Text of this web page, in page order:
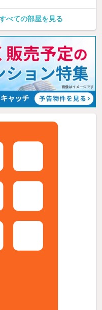
べての部屋を見る